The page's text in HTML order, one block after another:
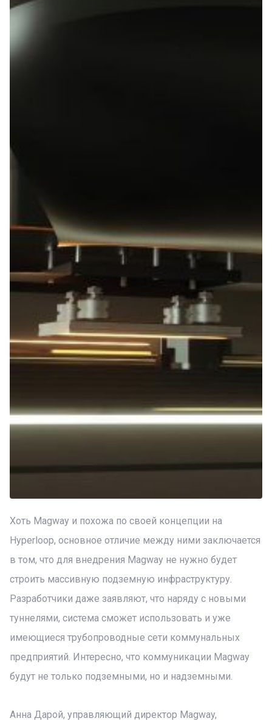
Хоть Magway и похожа по своей концепции на
Hyperloop, основное отличие между ними заключается
в том, что для внедрения Magway не нужно будет
строить массивную подземную инфраструктуру.
Разработчики даже заявляют, что наряду с новыми
туннелями, система сможет использовать и уже
имеющиеся трубопроводные сети коммунальных
предприятий. Интересно, что коммуникации Magway
будут не только подземными, но и надземными.
Анна Дарой, управляющий директор Magway,